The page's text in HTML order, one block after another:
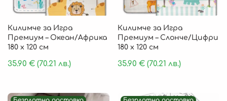
Килимче за Игра
Премиум – Океан/Африка
180 х 120 см
35.90 € (70.21 лв.)
Килимче за Игра
Премиум – Слонче/Цифри
180 х 120 см
35.90€ (70.21 лв.)